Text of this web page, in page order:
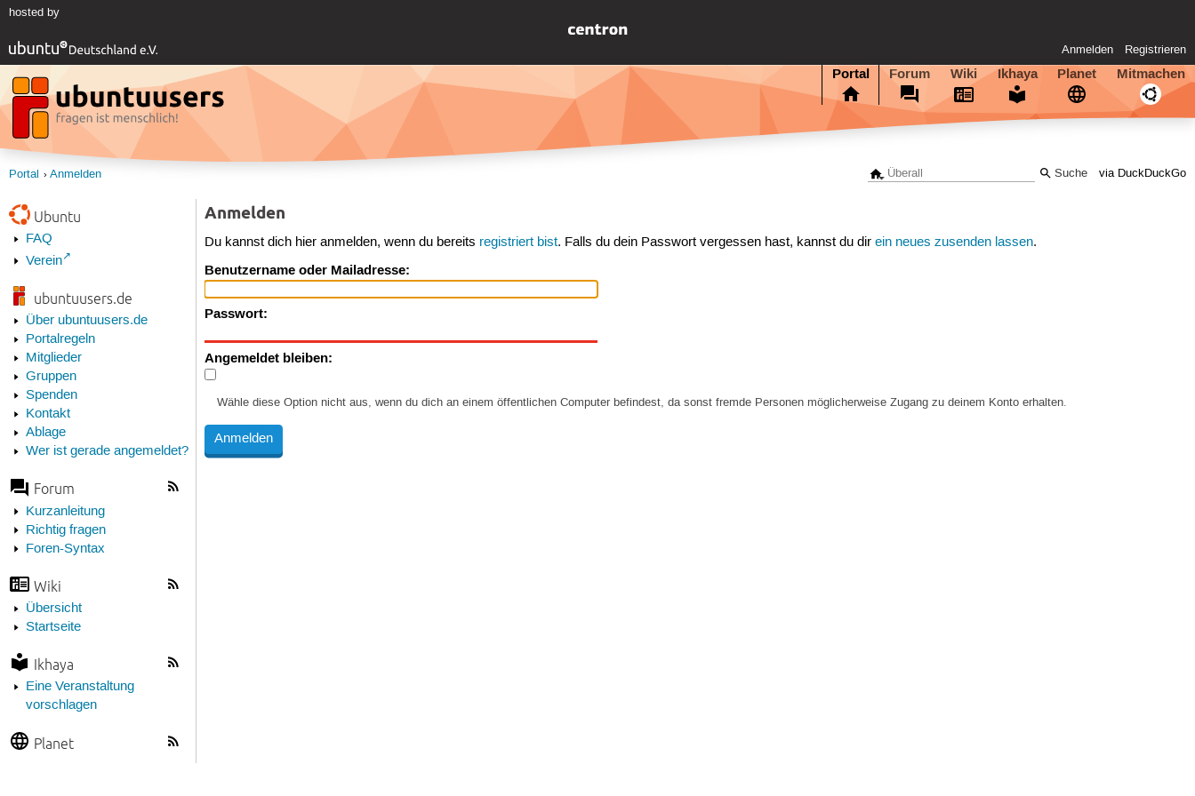
hosted by
Anmelden Registrieren
Portal Forum Wiki Ikhaya Planet Mitmachen
via DuckDuckGo
Portal Anmelden
Ubuntu
FAQ
Verein
ubuntuusers.de
Über ubuntuusers.de
Portalregeln
Mitglieder
Gruppen
Spenden
Kontakt
Ablage
Wer ist gerade angemeldet?
Forum
Kurzanleitung
Richtig fragen
Foren-Syntax
Wiki
Übersicht
Startseite
Ikhaya
Eine Veranstaltung
vorschlagen
Planet
Anmelden
Du kannst dich hier anmelden, wenn du bereits registriert bist. Falls du dein Passwort vergessen hast, kannst du direin neues zusenden lassen.
Benutzername oder Mailadresse:
Passwort:
Angemeldet bleiben:
Wähle diese Option nicht aus, wenn du dich an einem öffentlichen Computer befindest, da sonst fremde Personen möglicherweise Zugang zu deinem Konto erhalten.